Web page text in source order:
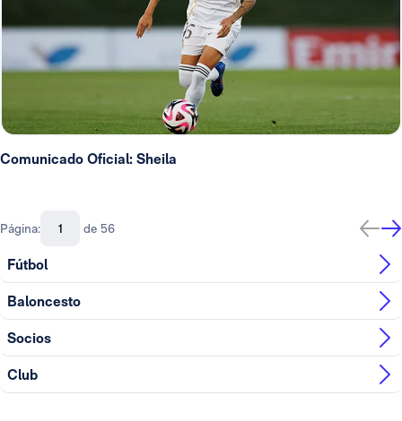
Comunicado Oficial: Sheila
Página: de 56
Fútbol
Baloncesto
Socios
Club